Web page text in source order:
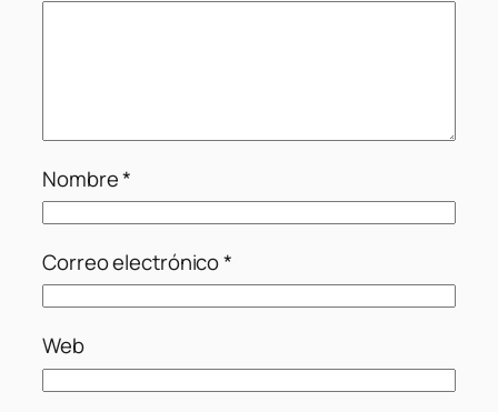
Nombre*
Correo electrónico*
Web